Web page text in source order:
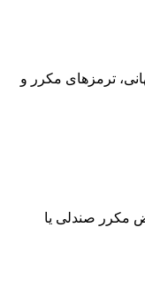
ترمزهای مکرر و
مکرر صندلی یا